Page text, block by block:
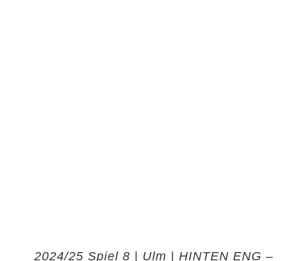
2024/25 Spiel 8 | Ulm | HINTEN ENG –